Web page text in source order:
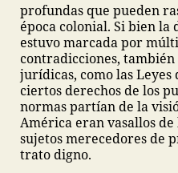
profundas que pueden
época colonial. Si bien la
estuvo marcada por
contradicciones,
jurídicas, como las
ciertos derechos de los
normas partían de la
América eran vasallos
sujetos merecedores de
trato digno.